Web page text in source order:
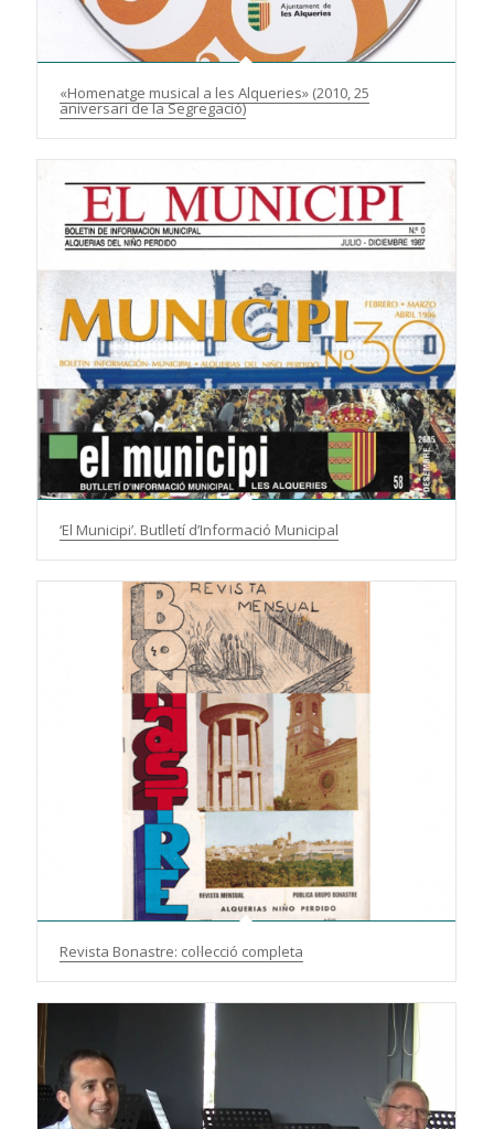
«Homenatge musical a les Alqueries» (2010, 25
aniversari de la Segregació)
‘El Municipi’. Butlletí d’Informació Municipal
Revista Bonastre: col·lecció completa